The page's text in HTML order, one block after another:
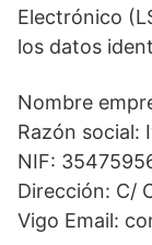
Electrónico
los datos
Nombre
Razón social:
NIF:
Dirección: C/
Vigo Email: